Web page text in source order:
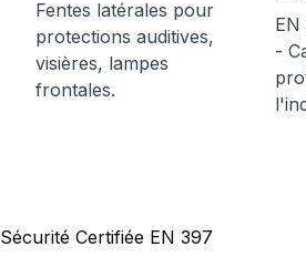
Fentes latérales pour
protections auditives,
visières, lampes
frontales.
EN
-